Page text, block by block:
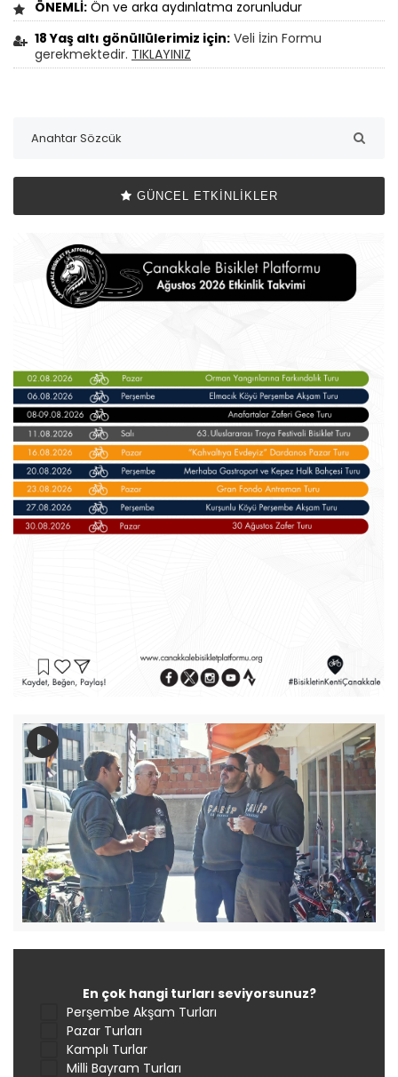
ÖNEMLİ: Ön ve arka aydınlatma zorunludur
18 Yaş altı gönüllülerimiz için: Veli İzin Formu
gerekmektedir. TIKLAYINIZ
GÜNCEL ETKINLIKLER
En çok hangi turları seviyorsunuz?
Perşembe Akşam Turları
Pazar Turları
Kamplı Turlar
Milli Bayram Turları